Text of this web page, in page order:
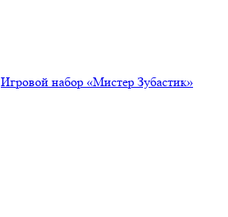
Игровой набор «Мистер Зубастик»